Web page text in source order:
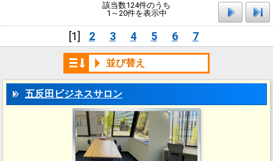
該当数124件のうち
1～20件を表示中
[1] 2 3 4 5 6 7
並び替え
五反田ビジネスサロン